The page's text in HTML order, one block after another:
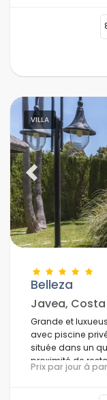
VILLA
Previous
Belleza
Javea,
Grande et
avec piscine
située dans un
proximité de
Prix par jour à